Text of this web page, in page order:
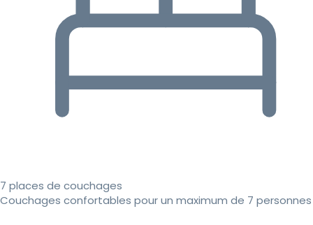
7 places de couchages
Couchages confortables pour un maximum de 7 personnes